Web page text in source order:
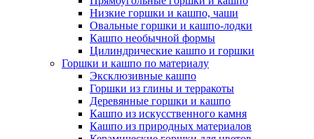
Низкие горшки и кашпо, чаши
Овальные горшки и кашпо-лодки
Кашпо необычной формы
Цилиндрические кашпо и горшки
Горшки и кашпо по материалу
Эксклюзивные кашпо
Горшки из глины и терракоты
Деревянные горшки и кашпо
Кашпо из искусственного камня
Кашпо из природных материалов